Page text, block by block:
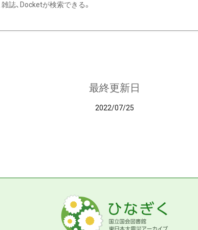
雑誌、Docketが検索できる。
最終更新日
2022/07/25